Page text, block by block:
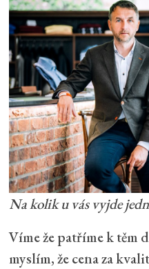
Na kolik u vás vyjde
Víme že patříme k těm
myslím, že cena za